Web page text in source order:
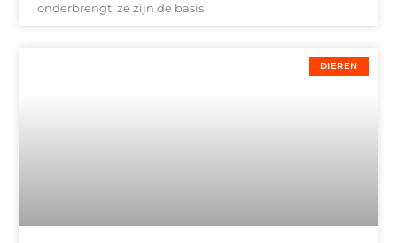
onderbrengt; ze zijn de basis
DIEREN